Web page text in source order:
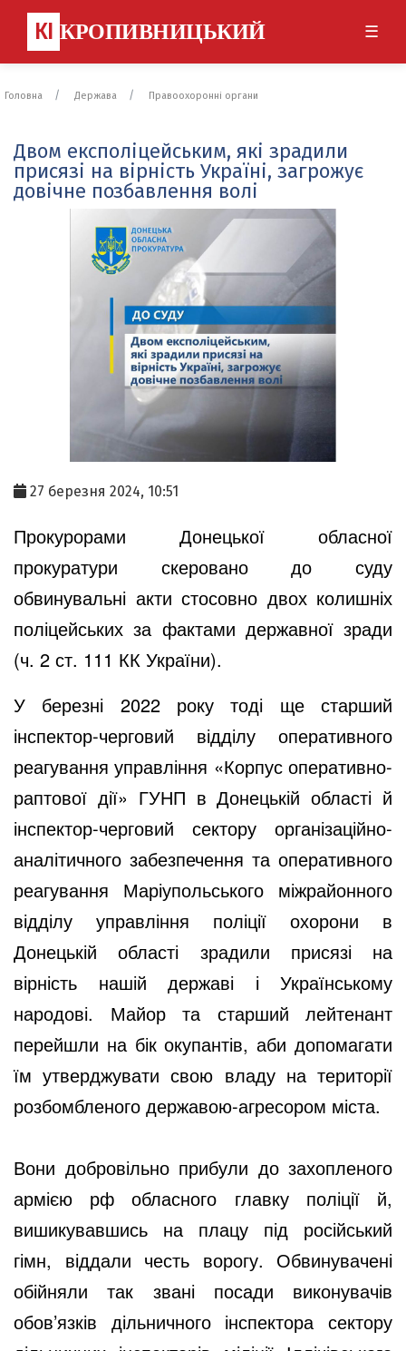
КІ КРОПИВНИЦЬКИЙ ☰
Головна Держава Правоохоронні органи
Двом експоліцейським, які зрадили
присязі на вірність Україні, загрожує
довічне позбавлення волі
27 березня 2024, 10:51
Прокурорами Донецької обласної
прокуратури скеровано до суду
обвинувальні акти стосовно двох колишніх
поліцейських за фактами державної зради
(ч. 2 ст. 111 КК України).
У березні 2022 року тоді ще старший
інспектор-черговий відділу оперативного
реагування управління «Корпус оперативно-
раптової дії» ГУНП в Донецькій області й
інспектор-черговий сектору організаційно-
аналітичного забезпечення та оперативного
реагування Маріупольського міжрайонного
відділу управління поліції охорони в
Донецькій області зрадили присязі на
вірність нашій державі і Українському
народові. Майор та старший лейтенант
перейшли на бік окупантів, аби допомагати
їм утверджувати свою владу на території
розбомбленого державою-агресором міста.
Вони добровільно прибули до захопленого
армією рф обласного главку поліції й,
вишикувавшись на плацу під російський
гімн, віддали честь ворогу. Обвинувачені
обійняли так звані посади виконувачів
обов’язків дільничного інспектора сектору